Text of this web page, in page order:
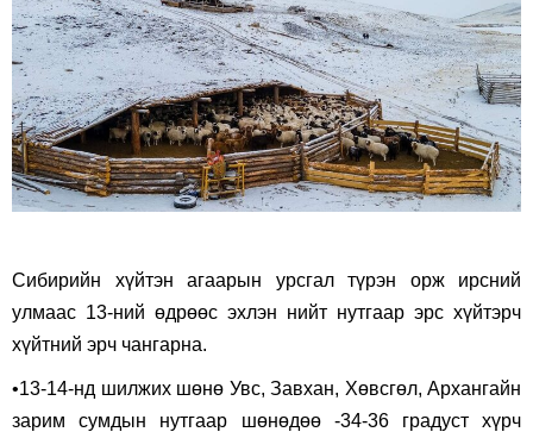
FacebookTwitter
Сибирийн хүйтэн агаарын урсгал түрэн орж ирсний
улмаас 13-ний өдрөөс эхлэн нийт нутгаар эрс хүйтэрч
хүйтний эрч чангарна.
•13-14-нд шилжих шөнө Увс, Завхан, Хөвсгөл, Архангайн
зарим сумдын нутгаар шөнөдөө -34-36 градуст хүрч